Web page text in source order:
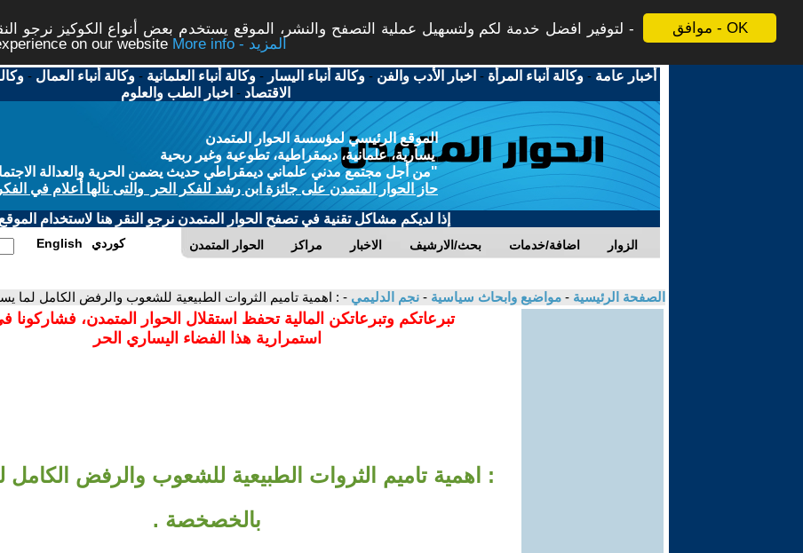
موافق - OK
لتوفير افضل خدمة لكم ولتسهيل عملية التصفح والنشر، الموقع يستخدم بعض أنواع الكوكيز نرجو
on our website
More info - المزيد
أخبار عامة -وكالة أنباء المرأة - اخبار الأدب والفن -وكالة أنباء اليسار -وكالة أنباء العلمانية -وكالة أنباء العمال -
الاقتصاد - اخبار الطب والعلوم
الموقع الرئيسي لمؤسسة الحوار المتمدن
يسارية، علمانية، ديمقراطية، تطوعية وغير ربحية
"من أجل مجتمع مدني علماني ديمقراطي حديث يضمن الحرية والعدالة
حاز الحوار المتمدن على جائزة ابن رشد للفكر الحر والتى نالها أعلام في
إذا لديكم مشاكل تقنية في تصفح الحوار المتمدن نرجو النقر هنا لاستخدام الموقع
الحوار المتمدن مراكز الاخبار بحث/الارشيف اضافة/خدمات الزوار English كوردي
الصفحة الرئيسية - مواضيع وابحاث سياسية - نجم الدليمي - : اهمية تاميم الثروات الطبيعية للشعوب والرفض الكامل
تبرعاتكم وتبرعاتكن المالية تحفظ استقلال الحوار المتمدن، فشاركونا
استمرارية هذا الفضاء اليساري الحر
: اهمية تاميم الثروات الطبيعية للشعوب والرفض
بالخصخصة .